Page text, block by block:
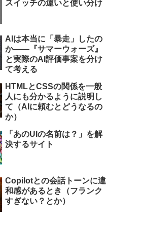
スイッチの違いと使い分け
AIは本当に「暴走」したの
か――『サマーウォーズ』
と実際のAI評価事案を分け
て考える
HTMLとCSSの関係を一般
人にも分かるように説明し
て（AIに頼むとどうなるの
か）
「あのUIの名前は？」を解
決するサイト
Copilotとの会話トーンに違
和感があるとき（フランク
すぎない？とか）